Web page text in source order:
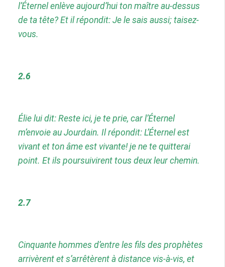
l’Éternel enlève aujourd’hui ton maître au-dessus
de ta tête? Et il répondit: Je le sais aussi; taisez-
vous.
2.6
Élie lui dit: Reste ici, je te prie, car l’Éternel
m’envoie au Jourdain. Il répondit: L’Éternel est
vivant et ton âme est vivante! je ne te quitterai
point. Et ils poursuivirent tous deux leur chemin.
2.7
Cinquante hommes d’entre les fils des prophètes
arrivèrent et s’arrêtèrent à distance vis-à-vis, et